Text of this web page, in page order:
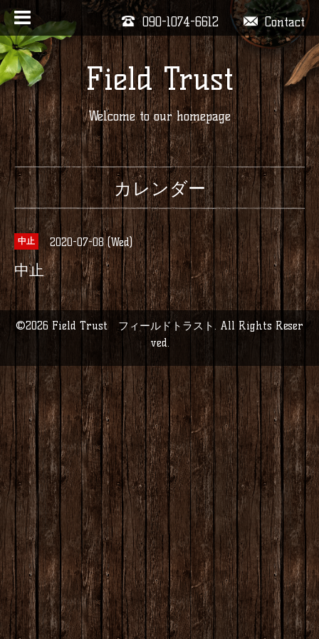
Contact
090-1074-6612
Field Trust
Welcome to our homepage
カレンダー
中止 2020-07-08 (Wed)
中止
©2026 Field Trust フィールドトラスト. All Rights Reser
ved.